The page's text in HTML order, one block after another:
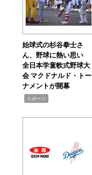
始球式の杉谷拳士さ
ん、野球に熱い思い
全日本学童軟式野球大
会 マクドナルド・トー
ナメントが開幕
スポーツ